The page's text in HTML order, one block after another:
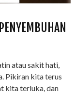
atau sakit hati,
Pikiran kita terus
kita terluka, dan